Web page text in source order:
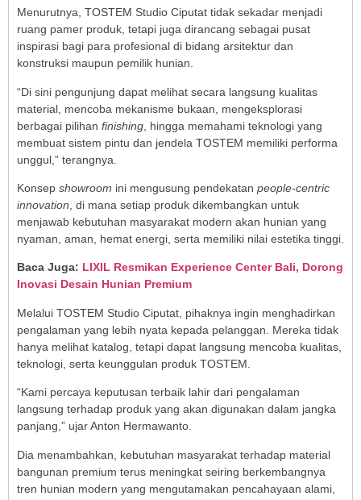
Menurutnya, TOSTEM Studio Ciputat tidak sekadar menjadi
ruang pamer produk, tetapi juga dirancang sebagai pusat
inspirasi bagi para profesional di bidang arsitektur dan
konstruksi maupun pemilik hunian.
“Di sini pengunjung dapat melihat secara langsung kualitas
material, mencoba mekanisme bukaan, mengeksplorasi
berbagai pilihan finishing , hingga memahami teknologi yang
membuat sistem pintu dan jendela TOSTEM memiliki performa
unggul,” terangnya.
Konsep showroom ini mengusung pendekatan people-centric
innovation , di mana setiap produk dikembangkan untuk
menjawab kebutuhan masyarakat modern akan hunian yang
nyaman, aman, hemat energi, serta memiliki nilai estetika tinggi.
Baca Juga: LIXIL Resmikan Experience Center Bali, Dorong
Inovasi Desain Hunian Premium
Melalui TOSTEM Studio Ciputat, pihaknya ingin menghadirkan
pengalaman yang lebih nyata kepada pelanggan. Mereka tidak
hanya melihat katalog, tetapi dapat langsung mencoba kualitas,
teknologi, serta keunggulan produk TOSTEM.
“Kami percaya keputusan terbaik lahir dari pengalaman
langsung terhadap produk yang akan digunakan dalam jangka
panjang,” ujar Anton Hermawanto.
Dia menambahkan, kebutuhan masyarakat terhadap material
bangunan premium terus meningkat seiring berkembangnya
tren hunian modern yang mengutamakan pencahayaan alami,